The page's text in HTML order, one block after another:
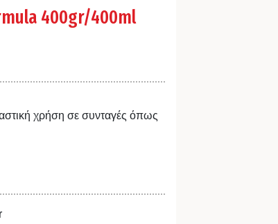
400gr/400ml
χρήση σε συνταγές όπως